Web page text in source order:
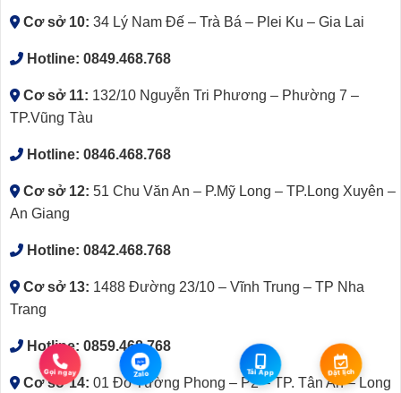
Cơ sở 10: 34 Lý Nam Đế – Trà Bá – Plei Ku – Gia Lai
Hotline: 0849.468.768
Cơ sở 11: 132/10 Nguyễn Tri Phương – Phường 7 –
TP.Vũng Tàu
Hotline: 0846.468.768
Cơ sở 12: 51 Chu Văn An – P.Mỹ Long – TP.Long Xuyên –
An Giang
Hotline: 0842.468.768
Cơ sở 13: 1488 Đường 23/10 – Vĩnh Trung – TP Nha
Trang
Hotline: 0859.468.768
Cơ sở 14: 01 Đỗ Tường Phong – P2 – TP. Tân An – Long
Gọi ngay
Zalo
Zalo Tải App Đặt lịch